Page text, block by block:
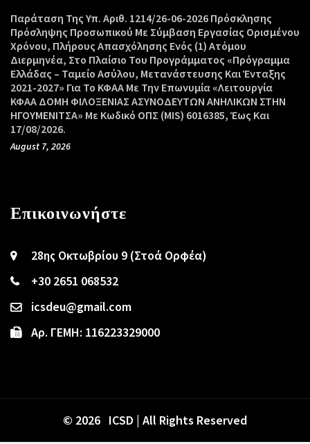
Παράταση Της Υπ. Αριθ. 1214/26-06-2026 Πρόσκλησης
Πρόσληψης Προσωπικού Με Σύμβαση Εργασίας Ορισμένου
Χρόνου, Πλήρους Απασχόλησης Ενός (1) Ατόμου
Διερμηνέα, Στο Πλαίσιο Του Προγράμματος «Πρόγραμμα
Ελλάδας – Ταμείο Ασύλου, Μετανάστευσης Και Ένταξης
2021-2027» Για Το ΚΦΑΑ Με Την Επωνυμία «Λειτουργία
ΚΦΑΑ ΔΟΜΗ ΦΙΛΟΞΕΝΙΑΣ ΑΣΥΝΟΔΕΥΤΩΝ ΑΝΗΛΙΚΩΝ ΣΤΗΝ
ΗΓΟΥΜΕΝΙΤΣΑ» Με Κωδικό ΟΠΣ (MIS) 6016385, Έως Και
17/08/2026.
August 7, 2026
Επικοινωνήστε
28ης Οκτωβρίου 9 (Στοά Ορφέα)
+30 2651 068532
icsdeu@gmail.com
Αρ. ΓΕΜΗ: 116223329000
© 2026 ICSD | All Rights Reserved